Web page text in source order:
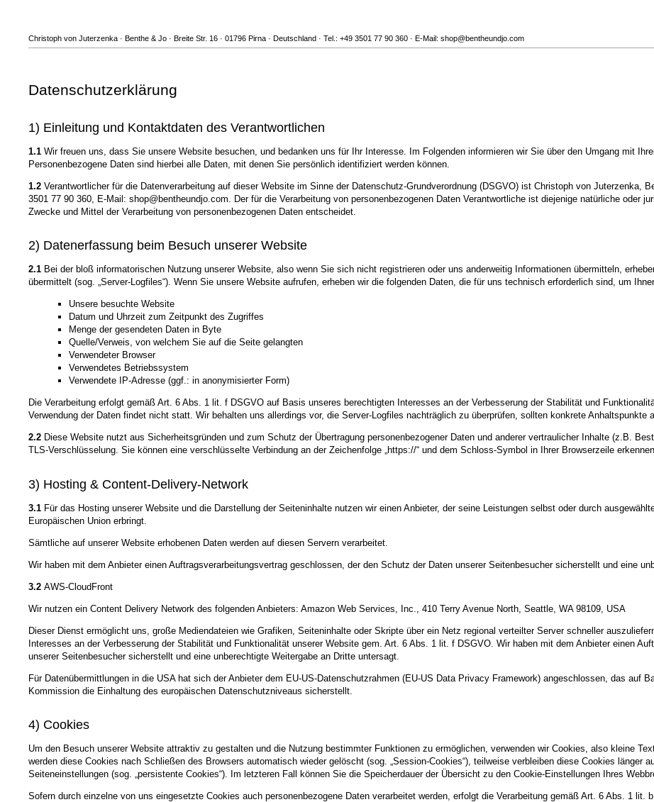
Christoph von Juterzenka · Benthe & Jo · Breite Str. 16 · 01796 Pirna · Deutschland · Tel.: +49 3501 77 90 360 · E-Mail: shop@bentheundjo.com
Datenschutzerklärung
1) Einleitung und Kontaktdaten des Verantwortlichen
1.1 Wir freuen uns, dass Sie unsere Website besuchen, und bedanken uns für Ihr Interesse. Im Folgenden informieren wir Sie über den Umgang mit
Personenbezogene Daten sind hierbei alle Daten, mit denen Sie persönlich identifiziert werden können.
1.2 Verantwortlicher für die Datenverarbeitung auf dieser Website im Sinne der Datenschutz-Grundverordnung (DSGVO) ist Christoph von Juterzenka,
3501 77 90 360, E-Mail: shop@bentheundjo.com. Der für die Verarbeitung von personenbezogenen Daten Verantwortliche ist diejenige natürliche oder
Zwecke und Mittel der Verarbeitung von personenbezogenen Daten entscheidet.
2) Datenerfassung beim Besuch unserer Website
2.1 Bei der bloß informatorischen Nutzung unserer Website, also wenn Sie sich nicht registrieren oder uns anderweitig Informationen übermitteln,
übermittelt (sog. „Server-Logfiles“). Wenn Sie unsere Website aufrufen, erheben wir die folgenden Daten, die für uns technisch erforderlich sind, um
Unsere besuchte Website
Datum und Uhrzeit zum Zeitpunkt des Zugriffes
Menge der gesendeten Daten in Byte
Quelle/Verweis, von welchem Sie auf die Seite gelangten
Verwendeter Browser
Verwendetes Betriebssystem
Verwendete IP-Adresse (ggf.: in anonymisierter Form)
Die Verarbeitung erfolgt gemäß Art. 6 Abs. 1 lit. f DSGVO auf Basis unseres berechtigten Interesses an der Verbesserung der Stabilität und
Verwendung der Daten findet nicht statt. Wir behalten uns allerdings vor, die Server-Logfiles nachträglich zu überprüfen, sollten konkrete Anhaltspunkte
2.2 Diese Website nutzt aus Sicherheitsgründen und zum Schutz der Übertragung personenbezogener Daten und anderer vertraulicher Inhalte (z.B.
TLS-Verschlüsselung. Sie können eine verschlüsselte Verbindung an der Zeichenfolge „https://“ und dem Schloss-Symbol in Ihrer Browserzeile
3) Hosting & Content-Delivery-Network
3.1 Für das Hosting unserer Website und die Darstellung der Seiteninhalte nutzen wir einen Anbieter, der seine Leistungen selbst oder durch
Europäischen Union erbringt.
Sämtliche auf unserer Website erhobenen Daten werden auf diesen Servern verarbeitet.
Wir haben mit dem Anbieter einen Auftragsverarbeitungsvertrag geschlossen, der den Schutz der Daten unserer Seitenbesucher sicherstellt und eine
3.2 AWS-CloudFront
Wir nutzen ein Content Delivery Network des folgenden Anbieters: Amazon Web Services, Inc., 410 Terry Avenue North, Seattle, WA 98109, USA
Dieser Dienst ermöglicht uns, große Mediendateien wie Grafiken, Seiteninhalte oder Skripte über ein Netz regional verteilter Server schneller
Interesses an der Verbesserung der Stabilität und Funktionalität unserer Website gem. Art. 6 Abs. 1 lit. f DSGVO. Wir haben mit dem Anbieter einen
unserer Seitenbesucher sicherstellt und eine unberechtigte Weitergabe an Dritte untersagt.
Für Datenübermittlungen in die USA hat sich der Anbieter dem EU-US-Datenschutzrahmen (EU-US Data Privacy Framework) angeschlossen, das auf
Kommission die Einhaltung des europäischen Datenschutzniveaus sicherstellt.
4) Cookies
Um den Besuch unserer Website attraktiv zu gestalten und die Nutzung bestimmter Funktionen zu ermöglichen, verwenden wir Cookies, also kleine
werden diese Cookies nach Schließen des Browsers automatisch wieder gelöscht (sog. „Session-Cookies“), teilweise verbleiben diese Cookies länger
Seiteneinstellungen (sog. „persistente Cookies“). Im letzteren Fall können Sie die Speicherdauer der Übersicht zu den Cookie-Einstellungen Ihres
Sofern durch einzelne von uns eingesetzte Cookies auch personenbezogene Daten verarbeitet werden, erfolgt die Verarbeitung gemäß Art. 6 Abs. 1 lit.